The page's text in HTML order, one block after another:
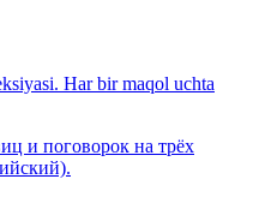
Har bir maqol uchta
и поговорок на трёх